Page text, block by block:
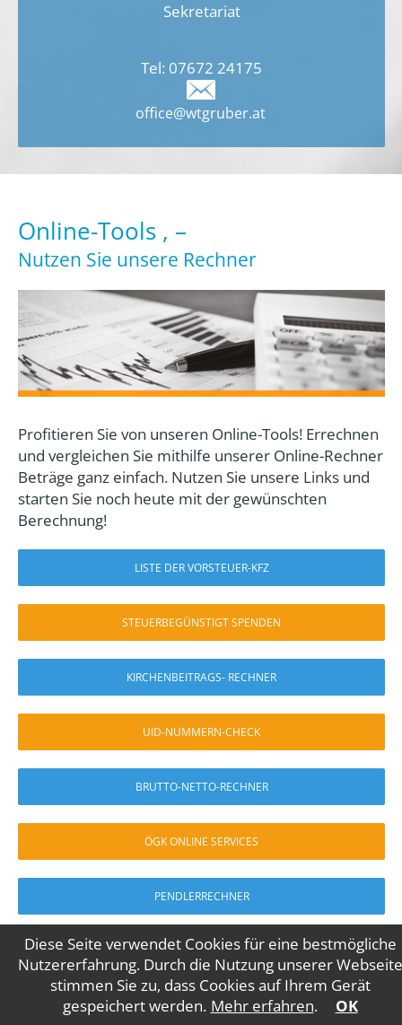
Diese Seite verwendet Cookies für eine bestmögliche
Nutzererfahrung. Durch die Nutzung unserer Webseite
stimmen Sie zu, dass Cookies auf Ihrem Gerät
gespeichert werden. Mehr erfahren. OK
Sekretariat
Tel: 07672 24175
office@wtgruber.at
Online-Tools , –
Nutzen Sie unsere Rechner
Profitieren Sie von unseren Online-Tools! Errechnen
und vergleichen Sie mithilfe unserer Online-Rechner
Beträge ganz einfach. Nutzen Sie unsere Links und
starten Sie noch heute mit der gewünschten
Berechnung!
LISTE DER VORSTEUER-KFZ
STEUERBEGÜNSTIGT SPENDEN
KIRCHENBEITRAGS- RECHNER
UID-NUMMERN-CHECK
BRUTTO-NETTO-RECHNER
ÖGK ONLINE SERVICES
PENDLERRECHNER
ELDA-APP-ANMELDUNG